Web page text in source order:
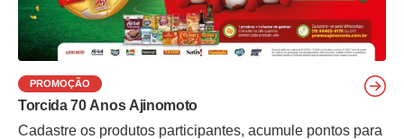
PROMOÇÃO
Torcida 70 Anos Ajinomoto
Cadastre os produtos participantes, acumule pontos para